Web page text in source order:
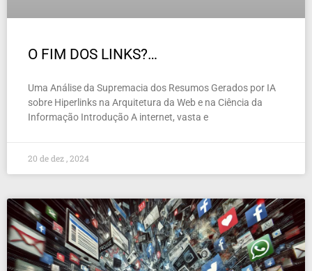
O FIM DOS LINKS?…
Uma Análise da Supremacia dos Resumos Gerados por IA
sobre Hiperlinks na Arquitetura da Web e na Ciência da
Informação Introdução A internet, vasta e
20 de dez , 2024